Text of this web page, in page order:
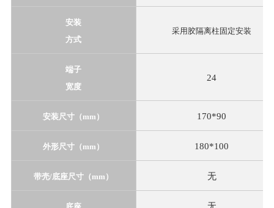
安装
方式
采用胶隔离柱固定安装
端子
宽度
24
安装尺寸（mm） 170*90
外形尺寸（mm） 180*100
带壳/底座尺寸（mm） 无